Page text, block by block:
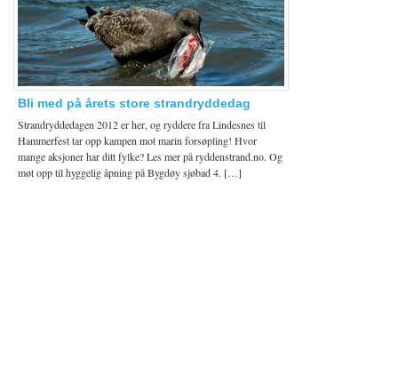
Bli med på årets store strandryddedag
Strandryddedagen 2012 er her, og ryddere fra Lindesnes til
Hammerfest tar opp kampen mot marin forsøpling! Hvor
mange aksjoner har ditt fylke? Les mer på ryddenstrand.no. Og
møt opp til hyggelig åpning på Bygdøy sjøbad 4. […]